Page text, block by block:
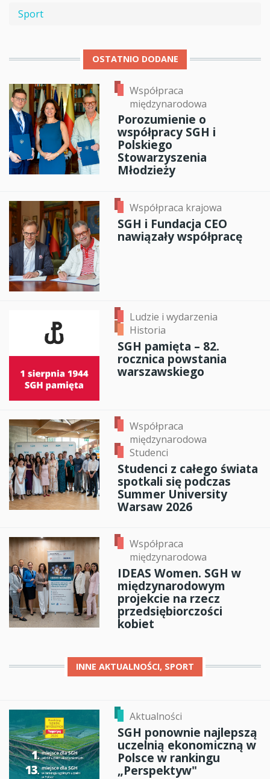
Sport
OSTATNIO DODANE
Współpraca
międzynarodowa
Porozumienie o
współpracy SGH i
Polskiego
Stowarzyszenia
Młodzieży
Współpraca krajowa
SGH i Fundacja CEO
nawiązały współpracę
Ludzie i wydarzenia
Historia
SGH pamięta – 82.
rocznica powstania
warszawskiego
Współpraca
międzynarodowa
Studenci
Studenci z całego świata
spotkali się podczas
Summer University
Warsaw 2026
Współpraca
międzynarodowa
IDEAS Women. SGH w
międzynarodowym
projekcie na rzecz
przedsiębiorczości
kobiet
INNE AKTUALNOŚCI, SPORT
Aktualności
SGH ponownie najlepszą
uczelnią ekonomiczną w
Polsce w rankingu
„Perspektyw"